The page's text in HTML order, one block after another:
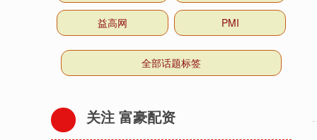
益高网 PMI
全部话题标签
关注 富豪配资